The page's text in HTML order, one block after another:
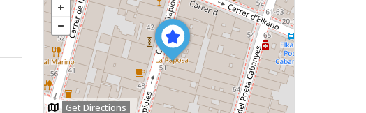
Get Directions